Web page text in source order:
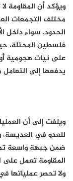
ويؤكد أن المقاومة
مختلف التجمعات
الحدود، سواء داخل
فلسطين المحتلة،
على نيات هجومية أو
يدفعها إلى
ويلفت إلى أن
للعدو في
ضمن جبهة واسعة
المقاومة تعمل على
ولا تحصر